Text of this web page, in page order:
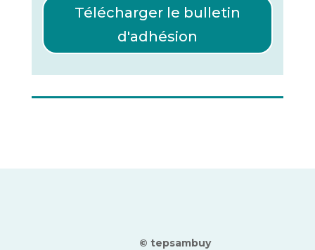
Télécharger le bulletin
d'adhésion
© tepsambuy